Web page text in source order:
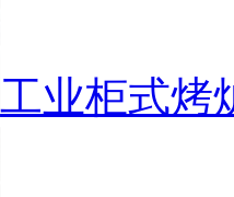
工业柜式烤